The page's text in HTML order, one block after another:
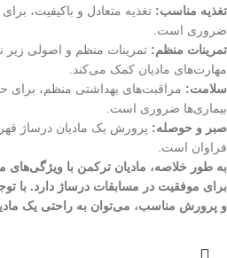
تغذیه مناسب: تغذیه متعادل و باکیفیت،
ضروری است.
تمرینات منظم: تمرینات منظم و اصولی زیر
مهارت‌های مادیان کمک می‌کند.
سلامت: مراقبت‌های بهداشتی منظم، برای
بیماری‌ها ضروری است.
صبر و حوصله: پرورش یک مادیان درساژ
فراوان است.
به طور خلاصه، مادیان ترکمن با ویژگی‌های
برای موفقیت در مسابقات درساژ دارد. با
و پرورش مناسب، می‌توان به راحتی یک